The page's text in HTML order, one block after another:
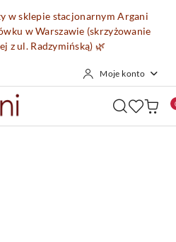
w sklepie stacjonarnym Argani
w Warszawie (skrzyżowanie
z ul. Radzymińską) 🌿
Moje konto